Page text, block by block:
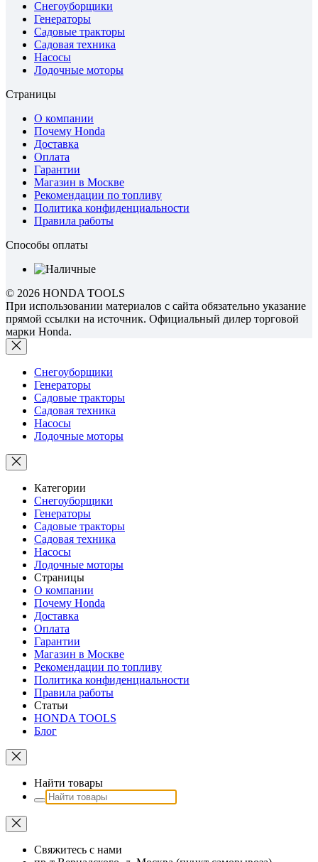
Снегоуборщики
Генераторы
Садовые тракторы
Садовая техника
Насосы
Лодочные моторы
Страницы
О компании
Почему Honda
Доставка
Оплата
Гарантии
Магазин в Москве
Рекомендации по топливу
Политика конфиденциальности
Правила работы
Способы оплаты
© 2026 HONDA TOOLS
При использовании материалов с сайта обязательно указание
прямой ссылки на источник. Официальный дилер торговой
марки Honda.
Снегоуборщики
Генераторы
Садовые тракторы
Садовая техника
Насосы
Лодочные моторы
Категории
Снегоуборщики
Генераторы
Садовые тракторы
Садовая техника
Насосы
Лодочные моторы
Страницы
О компании
Почему Honda
Доставка
Оплата
Гарантии
Магазин в Москве
Рекомендации по топливу
Политика конфиденциальности
Правила работы
Статьи
HONDA TOOLS
Блог
Найти товары
Свяжитесь с нами